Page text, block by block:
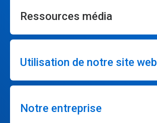
Ressources média
Utilisation de notre site web
Notre entreprise